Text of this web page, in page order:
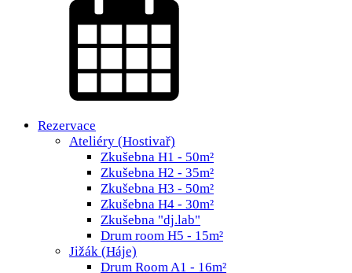
Rezervace
Ateliéry (Hostivař)
Zkušebna H1 - 50m²
Zkušebna H2 - 35m²
Zkušebna H3 - 50m²
Zkušebna H4 - 30m²
Zkušebna "dj.lab"
Drum room H5 - 15m²
Jižák (Háje)
Drum Room A1 - 16m²